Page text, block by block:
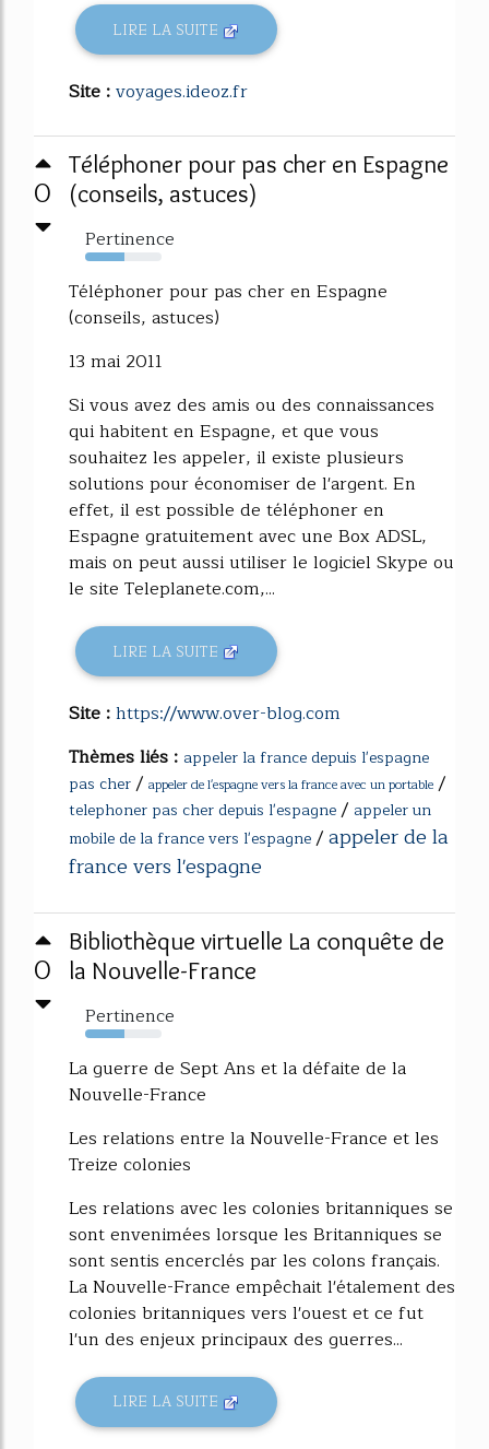
LIRE LA SUITE
Site :voyages.ideoz.fr
0
Téléphoner pour pas cher en Espagne
(conseils, astuces)
Pertinence
51%
Téléphoner pour pas cher en Espagne
(conseils, astuces)
13 mai 2011
Si vous avez des amis ou des connaissances
qui habitent en Espagne, et que vous
souhaitez les appeler, il existe plusieurs
solutions pour économiser de l'argent. En
effet, il est possible de téléphoner en
Espagne gratuitement avec une Box ADSL,
mais on peut aussi utiliser le logiciel Skype ou
le site Teleplanete.com,...
LIRE LA SUITE
Site :https://www.over-blog.com
Thèmes liés : appeler la france depuis l'espagne
pas cher/ appeler de l'espagne vers la france avec un portable /
telephoner pas cher depuis l'espagne/ appeler un
mobile de la france vers l'espagne/appeler de la
france vers l'espagne
0
Bibliothèque virtuelle La conquête de
la Nouvelle-France
Pertinence
51%
La guerre de Sept Ans et la défaite de la
Nouvelle-France
Les relations entre la Nouvelle-France et les
Treize colonies
Les relations avec les colonies britanniques se
sont envenimées lorsque les Britanniques se
sont sentis encerclés par les colons français.
La Nouvelle-France empêchait l'étalement des
colonies britanniques vers l'ouest et ce fut
l'un des enjeux principaux des guerres...
LIRE LA SUITE